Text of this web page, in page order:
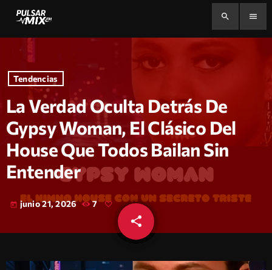
search menu
Tendencias
La Verdad Oculta Detrás De
Gypsy Woman, El Clásico Del
House Que Todos Bailan Sin
Entender
today junio 21, 2026 7
share
email